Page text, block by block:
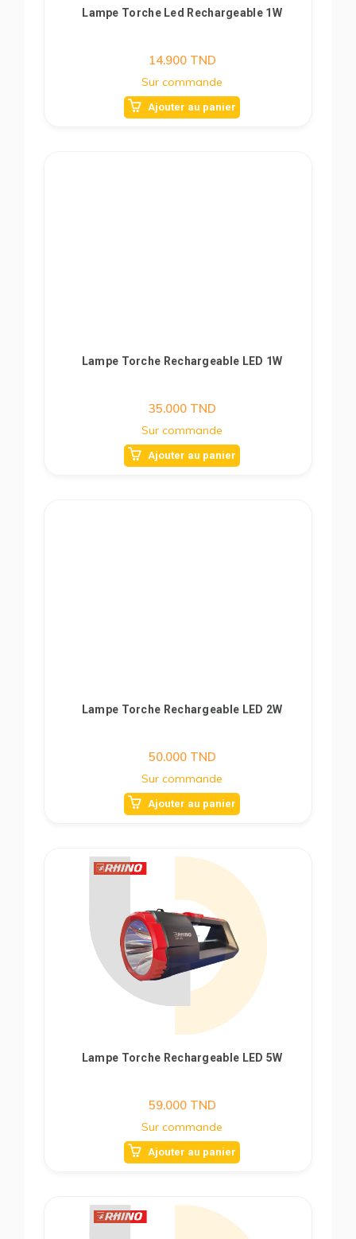
Lampe Torche Led Rechargeable 1W
14.900TND
Sur commande
Ajouter au panier
Lampe Torche Rechargeable LED 1W
35.000TND
Sur commande
Ajouter au panier
Lampe Torche Rechargeable LED 2W
50.000TND
Sur commande
Ajouter au panier
Lampe Torche Rechargeable LED 5W
59.000TND
Sur commande
Ajouter au panier